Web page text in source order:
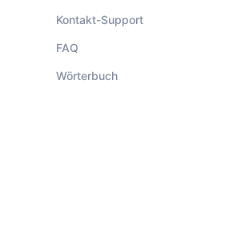
Kontakt-Support
FAQ
Wörterbuch